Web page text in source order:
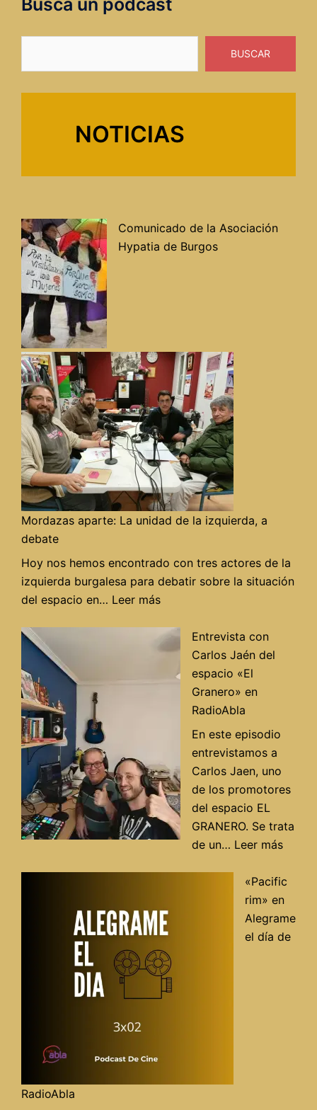
Busca un podcast
BUSCAR
NOTICIAS
Comunicado de la Asociación
Hypatia de Burgos
Mordazas aparte: La unidad de la izquierda, a
debate
Hoy nos hemos encontrado con tres actores de la
izquierda burgalesa para debatir sobre la situación
del espacio en… Leer más:
aparte:
La
unidad
izquierda,
debate
Entrevista con
Carlos Jaén del
espacio «El
Granero» en
RadioAbla
En este episodio
entrevistamos a
Carlos Jaen, uno
de los promotores
del espacio EL
GRANERO. Se trata
de un… Leer más:
con
Carlos
Jaén
del
«Pacific
rim» en
Alegrame
el día de
RadioAbla